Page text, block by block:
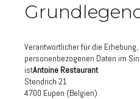
Verantwortlicher für die
personenbezogenen Daten im
istAntoine Restaurant
Stendrich 21
4700 Eupen (Belgien)